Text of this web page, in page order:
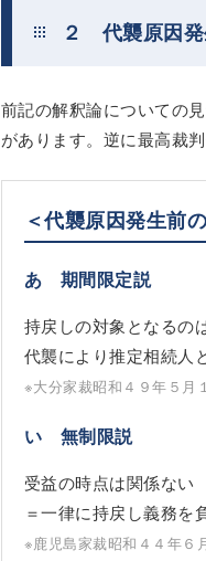
２ 代襲原因発
前記の解釈論についての
があります。逆に最高裁
＜代襲原因発生前
あ 期間限定説
持戻しの対象となるの
代襲により推定相続人
※大分家裁昭和４９年５月
い 無制限説
受益の時点は関係ない
＝一律に持戻し義務を
※鹿児島家裁昭和４４年６